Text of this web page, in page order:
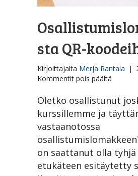
sta QR-
Kirjoittajalta Merja Rantala |
Kommentit pois päältä
QR-
koodeihin
Oletko osallistunut
kurssillemme ja
vastaanotossa
on saattanut olla
etukäteen esitäytetty